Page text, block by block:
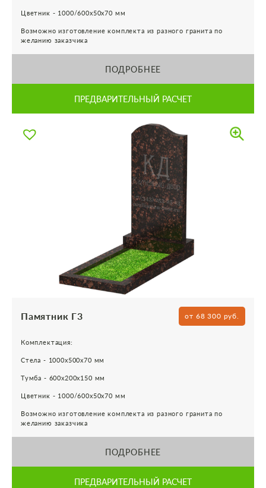
Цветник - 1000/600х50х70 мм
Возможно изготовление комплекта из разного гранита по
желанию заказчика
ПОДРОБНЕЕ
ПРЕДВАРИТЕЛЬНЫЙ РАСЧЕТ
Памятник Г3 от 68 300 руб.
Комплектация:
Стела - 1000х500х70 мм
Тумба - 600х200х150 мм
Цветник - 1000/600х50х70 мм
Возможно изготовление комплекта из разного гранита по
желанию заказчика
ПОДРОБНЕЕ
ПРЕДВАРИТЕЛЬНЫЙ РАСЧЕТ